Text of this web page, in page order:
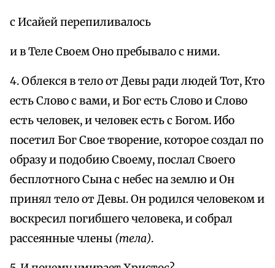
с Исайей перепиливалось
и в Теле Своем Оно пребывало с ними.
4. Облекся в тело от Девы ради людей Тот, Кто
есть Слово с вами, и Бог есть Слово и Слово
есть человек, и человек есть с Богом. Ибо
посетил Бог Свое творение, которое создал по
образу и подобию Своему, послал Своего
бесплотного Сына с небес на землю и Он
принял тело от Девы. Он родился человеком и
воскресил погибшего человека, и собрал
рассеянные члены (тела).